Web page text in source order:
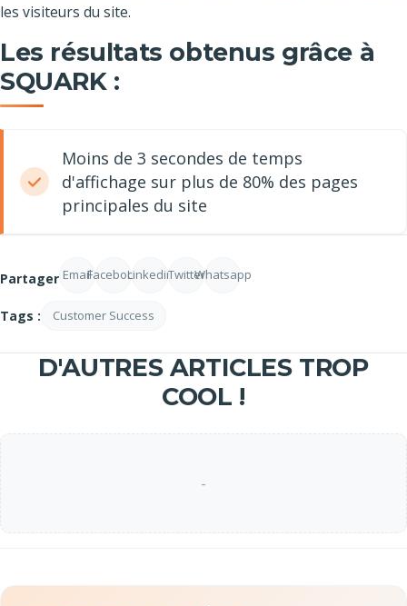
les visiteurs du site.
Les résultats obtenus grâce à
SQUARK :
Moins de 3 secondes de temps
d'affichage sur plus de 80% des pages
principales du site
Partager EmailFacebookLinkedinTwitterWhatsapp
Tags : Customer Success
D'AUTRES ARTICLES TROP
COOL !
-